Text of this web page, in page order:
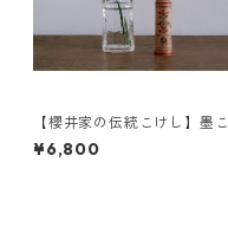
【櫻井家の伝統こけし】墨こ
けしd-4
¥6,800